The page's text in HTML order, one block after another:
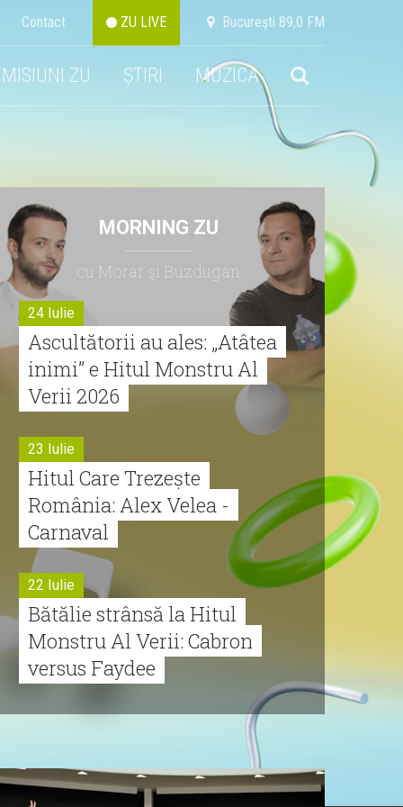
Contact ZU LIVE Bucureşti 89,0 FM
ZU ȘTIRI MUZICA
MORNING ZU
cu Morar şi Buzdugan
24 Iulie
Ascultătorii au ales: „Atâtea
inimi” e Hitul Monstru Al
Verii 2026
23 Iulie
Hitul Care Trezește
România: Alex Velea -
Carnaval
22 Iulie
Bătălie strânsă la Hitul
Monstru Al Verii: Cabron
versus Faydee
Cabron vine cu Hitul